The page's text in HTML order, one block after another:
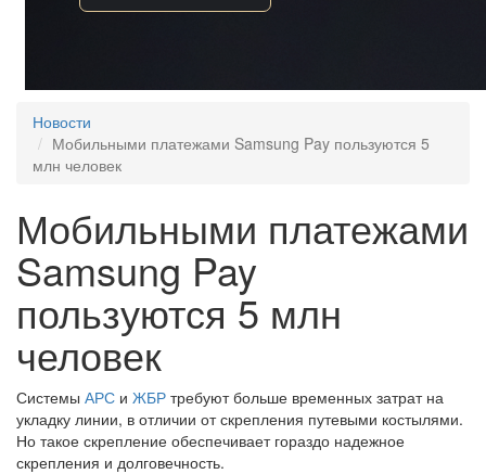
Новости
Мобильными платежами Samsung Pay пользуются 5
млн человек
Мобильными платежами
Samsung Pay
пользуются 5 млн
человек
Системы АРС и ЖБР требуют больше временных затрат на
укладку линии, в отличии от скрепления путевыми костылями.
Но такое скрепление обеспечивает гораздо надежное
скрепления и долговечность.